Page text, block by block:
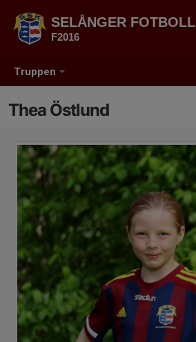
Truppen
SELÅNGER FOTBOLL
F2016
Thea Östlund